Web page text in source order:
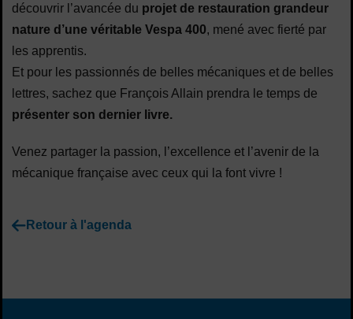
découvrir l’avancée du projet de restauration grandeur
nature d’une véritable Vespa 400, mené avec fierté par
les apprentis.
Et pour les passionnés de belles mécaniques et de belles
lettres, sachez que François Allain prendra le temps de
présenter son dernier livre.
Venez partager la passion, l’excellence et l’avenir de la
mécanique française avec ceux qui la font vivre !
Retour à l'agenda